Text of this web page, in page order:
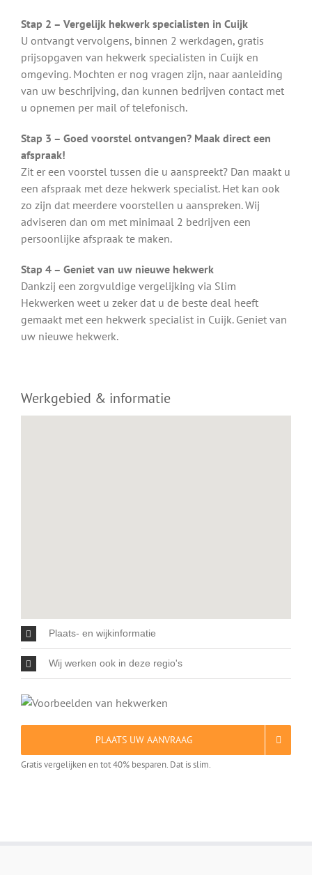
Stap 2 – Vergelijk hekwerk specialisten in Cuijk
U ontvangt vervolgens, binnen 2 werkdagen, gratis
prijsopgaven van hekwerk specialisten in Cuijk en
omgeving. Mochten er nog vragen zijn, naar aanleiding
van uw beschrijving, dan kunnen bedrijven contact met
u opnemen per mail of telefonisch.
Stap 3 – Goed voorstel ontvangen? Maak direct een
afspraak!
Zit er een voorstel tussen die u aanspreekt? Dan maakt u
een afspraak met deze hekwerk specialist. Het kan ook
zo zijn dat meerdere voorstellen u aanspreken. Wij
adviseren dan om met minimaal 2 bedrijven een
persoonlijke afspraak te maken.
Stap 4 – Geniet van uw nieuwe hekwerk
Dankzij een zorgvuldige vergelijking via Slim
Hekwerken weet u zeker dat u de beste deal heeft
gemaakt met een hekwerk specialist in Cuijk. Geniet van
uw nieuwe hekwerk.
Werkgebied & informatie
Plaats- en wijkinformatie
Wij werken ook in deze regio's
PLAATS UW AANVRAAG
Gratis vergelijken en tot 40% besparen. Dat is slim.